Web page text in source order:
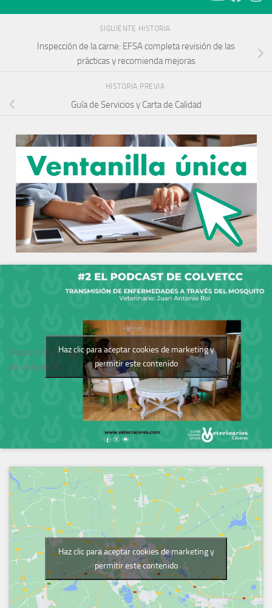
SIGUIENTE HISTORIA
Inspección de la carne: EFSA completa revisión de las
prácticas y recomienda mejoras
HISTORIA PREVIA
Guía de Servicios y Carta de Calidad
Podcast del Colegio
de Veterinarios
Haz clic para aceptar cookies de marketing y
permitir este contenido
Haz clic para aceptar cookies de marketing y
permitir este contenido